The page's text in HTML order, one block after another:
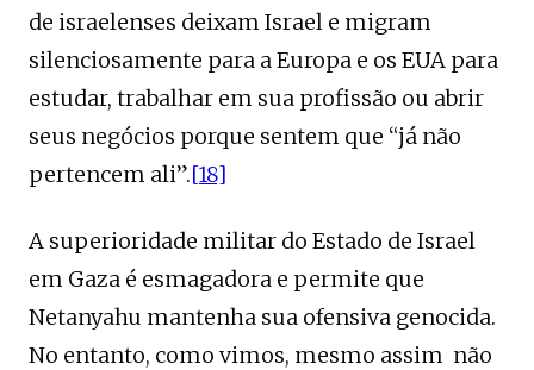
de israelenses deixam Israel e migram
silenciosamente para a Europa e os EUA para
estudar, trabalhar em sua profissão ou abrir
seus negócios porque sentem que “já não
pertencem ali”.[18]
A superioridade militar do Estado de Israel
em Gaza é esmagadora e permite que
Netanyahu mantenha sua ofensiva genocida.
No entanto, como vimos, mesmo assim não